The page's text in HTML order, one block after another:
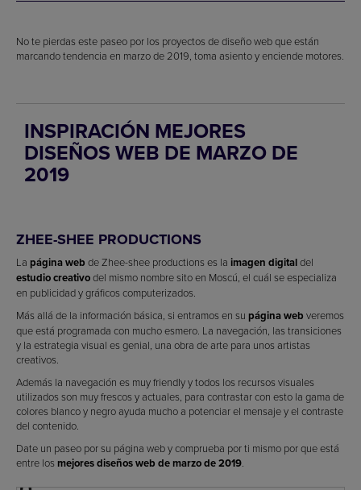
No te pierdas este paseo por los proyectos de diseño web que están
marcando tendencia en marzo de 2019, toma asiento y enciende motores.
INSPIRACIÓN MEJORES
DISEÑOS WEB DE MARZO DE
2019
ZHEE-SHEE PRODUCTIONS
La página web de Zhee-shee productions es la imagen digitaldel
estudio creativodel mismo nombre sito en Moscú, el cuál se especializa
en publicidad y gráficos computerizados.
Más allá de la información básica, si entramos en su página web veremos
que está programada con mucho esmero. La navegación, las transiciones
y la estrategia visual es genial, una obra de arte para unos artistas
creativos.
Además la navegación es muy friendly y todos los recursos visuales
utilizados son muy frescos y actuales, para contrastar con esto la gama de
colores blanco y negro ayuda mucho a potenciar el mensaje y el contraste
del contenido.
Date un paseo por su página web y comprueba por ti mismo por que está
entre los mejores diseños web de marzo de 2019.